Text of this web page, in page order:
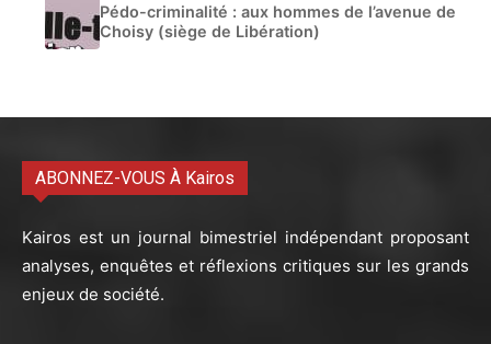
Pédo-criminalité : aux hommes de l’avenue de
Choisy (siège de Libération)
ABONNEZ-VOUS À Kairos
Kairos est un journal bimestriel indépendant proposant
analyses, enquêtes et réflexions critiques sur les grands
enjeux de société.